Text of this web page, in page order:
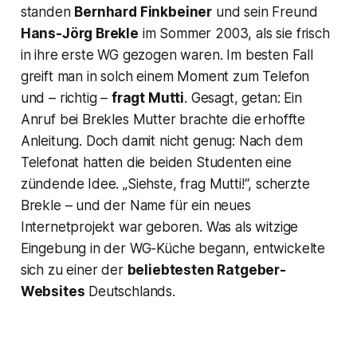
standen Bernhard Finkbeiner und sein Freund
Hans-Jörg Brekle im Sommer 2003, als sie frisch
in ihre erste WG gezogen waren. Im besten Fall
greift man in solch einem Moment zum Telefon
und – richtig – fragt Mutti. Gesagt, getan: Ein
Anruf bei Brekles Mutter brachte die erhoffte
Anleitung. Doch damit nicht genug: Nach dem
Telefonat hatten die beiden Studenten eine
zündende Idee. „Siehste, frag Mutti!“, scherzte
Brekle – und der Name für ein neues
Internetprojekt war geboren. Was als witzige
Eingebung in der WG-Küche begann, entwickelte
sich zu einer der beliebtesten Ratgeber-
Websites Deutschlands.